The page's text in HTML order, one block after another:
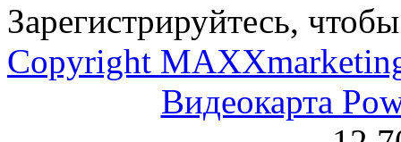
Зарегистрируйтесь,
Copyright
Видеокарта